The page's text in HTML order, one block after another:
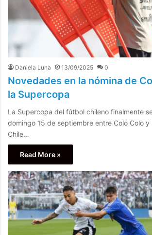
Daniela Luna 13/09/2025 0
Novedades en la nómina de
la Supercopa
La Supercopa del fútbol chileno finalmente
domingo 15 de septiembre entre Colo Colo
Chile…
Read More »